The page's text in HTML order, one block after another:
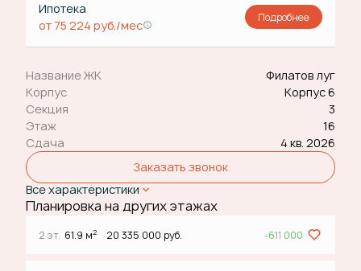
Ипотека
от 75 224 руб./мес
Подробнее
Название ЖК
Филатов луг
Корпус
Корпус 6
Секция
3
Этаж
16
Сдача
4 кв. 2026
Заказать звонок
Все характеристики
Планировка на других этажах
2 эт. 61.9 м2 20 335 000 руб. -611 000